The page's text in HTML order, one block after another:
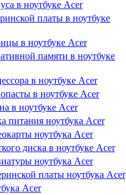
в ноутбуке Acer
платы в ноутбуке
в ноутбуке Acer
памяти в ноутбуке
в ноутбуке Acer
в ноутбуке Acer
в ноутбуке Acer
питания ноутбука Acer
ноутбука Acer
диска в ноутбуке Acer
ноутбука Acer
платы ноутбука Acer
Acer